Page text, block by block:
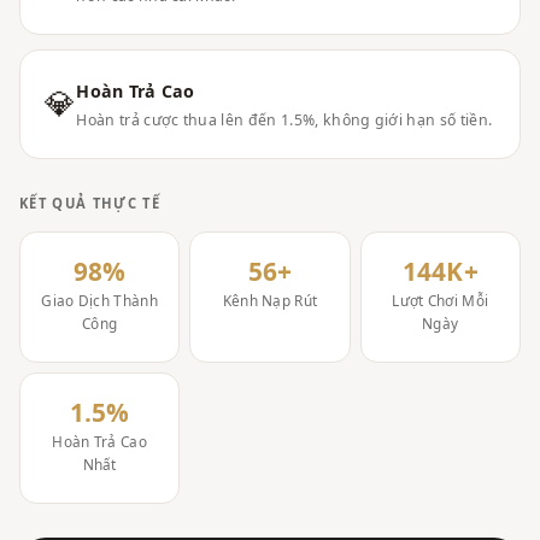
💎Hoàn Trả Cao
Hoàn trả cược thua lên đến 1.5%, không giới hạn số tiền.
KẾT QUẢ THỰC TẾ
98%
Giao Dịch Thành
Công
56+
Kênh Nạp Rút
144K+
Lượt Chơi Mỗi
Ngày
1.5%
Hoàn Trả Cao
Nhất